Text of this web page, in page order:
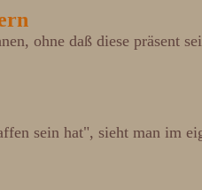
ohne daß diese präsent
sein hat", sieht man im